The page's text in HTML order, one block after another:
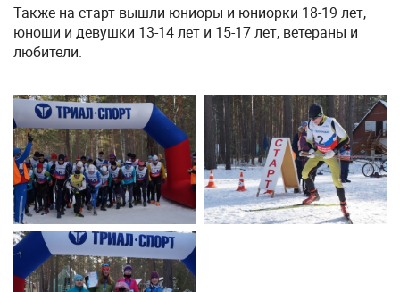
Также на старт вышли юниоры и юниорки 18-19 лет,
юноши и девушки 13-14 лет и 15-17 лет, ветераны и
любители.